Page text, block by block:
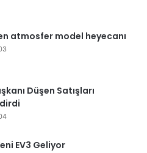
atmosfer model heyecanı
Düşen Satışları
EV3 Geliyor